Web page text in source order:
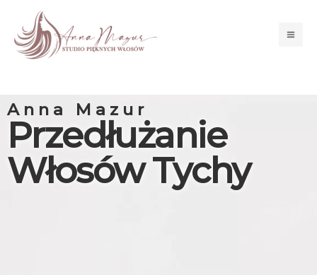
treści
Anna Mazur
Przedłużanie
Włosów Tychy